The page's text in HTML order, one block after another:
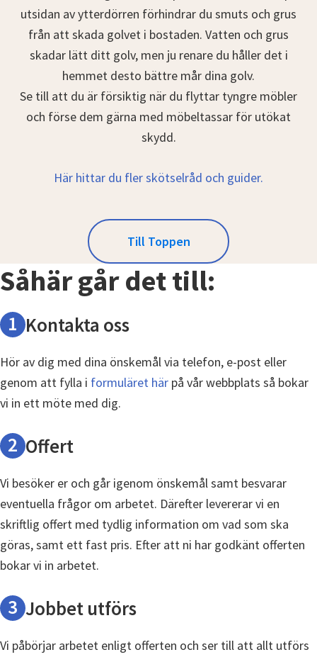
utsidan av ytterdörren förhindrar du smuts och grus
från att skada golvet i bostaden. Vatten och grus
skadar lätt ditt golv, men ju renare du håller det i
hemmet desto bättre mår dina golv.
Se till att du är försiktig när du flyttar tyngre möbler
och förse dem gärna med möbeltassar för utökat
skydd.
Här hittar du fler skötselråd och guider.
Till Toppen
Såhär går det till:
1 Kontakta oss
Hör av dig med dina önskemål via telefon, e-post eller
genom att fylla i formuläret här på vår webbplats så bokar
vi in ett möte med dig.
2 Offert
Vi besöker er och går igenom önskemål samt besvarar
eventuella frågor om arbetet. Därefter levererar vi en
skriftlig offert med tydlig information om vad som ska
göras, samt ett fast pris. Efter att ni har godkänt offerten
bokar vi in arbetet.
3 Jobbet utförs
Vi påbörjar arbetet enligt offerten och ser till att allt utförs